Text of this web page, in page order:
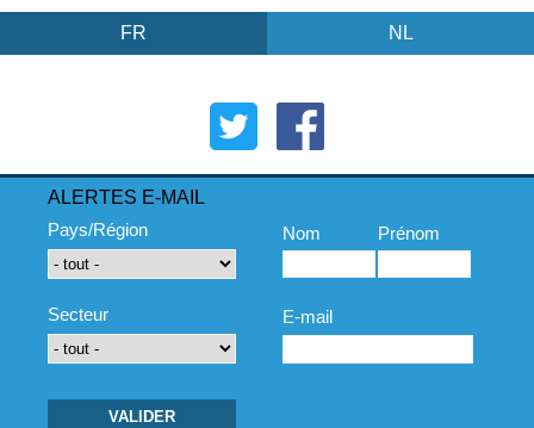
FR NL
ALERTES E-MAIL
Pays/Région
Secteur
Nom Prénom
E-mail